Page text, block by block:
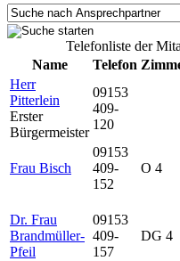
Telefonliste der
Name
Telefon
Herr
Pitterlein
Erster
Bürgermeister
09153
409-
120
Frau Bisch
09153
409-
152
O 4
Dr. Frau
Brandmüller-
Pfeil
09153
409-
157
DG 4